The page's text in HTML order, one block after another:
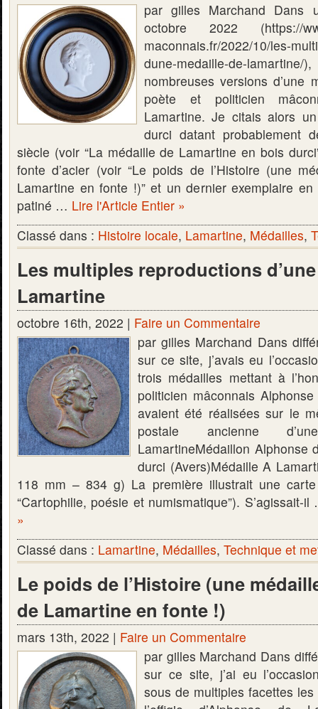
par gilles Marchand Dans
octobre 2022 (https://
maconnais.fr/2022/10/les-
dune-medaille-de-
nombreuses versions d’une
poète et politicien
Lamartine. Je citais alors
durci datant probablement
siècle (voir “La médaille de Lamartine en bois
fonte d’acier (voir “Le poids de l’Histoire (une
Lamartine en fonte !)” et un dernier exemplaire
patiné … Lire l'Article Entier »
Classé dans : Histoire locale, Lamartine, Médailles,
Les multiples reproductions
Lamartine
octobre 16th, 2022 | Faire un Commentaire
par gilles Marchand Dans
sur ce site, j’avais eu
trois médailles mettant à
politicien mâconnais
avaient été réalisées sur le
postale ancienne
LamartineMédaillon Alphonse
durci (Avers)Médaille A
118 mm – 834 g) La première illustrait une
“Cartophilie, poésie et numismatique”). S’agissait-
»
Classé dans : Lamartine, Médailles, Technique et
Le poids de l’Histoire (une
de Lamartine en fonte !)
mars 13th, 2022 | Faire un Commentaire
par gilles Marchand Dans
sur ce site, j’ai eu
sous de multiples facettes